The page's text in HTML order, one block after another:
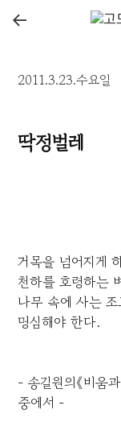
←
2011.3.23.수요일
딱정벌레
거목을 넘어지게
천하를 호령하는
나무 속에 사는
명심해야 한다.
- 송길원의《비움
중에서 -